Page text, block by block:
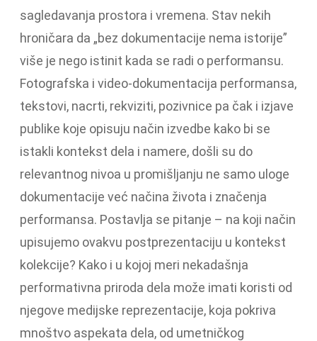
sagledavanja prostora i vremena. Stav nekih
hroničara da „bez dokumentacije nema istorije”
više je nego istinit kada se radi o performansu.
Fotografska i video-dokumentacija performansa,
tekstovi, nacrti, rekviziti, pozivnice pa čak i izjave
publike koje opisuju način izvedbe kako bi se
istakli kontekst dela i namere, došli su do
relevantnog nivoa u promišljanju ne samo uloge
dokumentacije već načina života i značenja
performansa. Postavlja se pitanje – na koji način
upisujemo ovakvu postprezentaciju u kontekst
kolekcije? Kako i u kojoj meri nekadašnja
performativna priroda dela može imati koristi od
njegove medijske reprezentacije, koja pokriva
mnoštvo aspekata dela, od umetničkog